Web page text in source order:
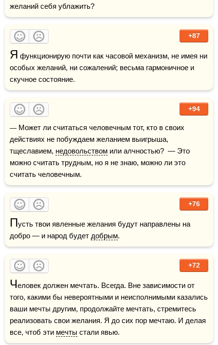
желаний себя ублажить?
+87
Я функционирую почти как часовой механизм, не имея ни
особых желаний, ни сожалений; весьма гармоничное и
скучное состояние.
+94
— Может ли считаться человечным тот, кто в своих
действиях не побуждаем желанием выигрыша,
тщеславием, недовольством или алчностью?  — Это
можно считать трудным, но я не знаю, можно ли это
считать человечным.
+76
Пусть твои явленные желания будут направлены на
добро — и народ будет добрым.
+72
Человек должен мечтать. Всегда. Вне зависимости от
того, какими бы невероятными и неисполнимыми казались
ваши мечты другим, продолжайте мечтать, стремитесь
реализовать свои желания. Я до сих пор мечтаю. И делая
все, чтоб эти мечты стали явью.